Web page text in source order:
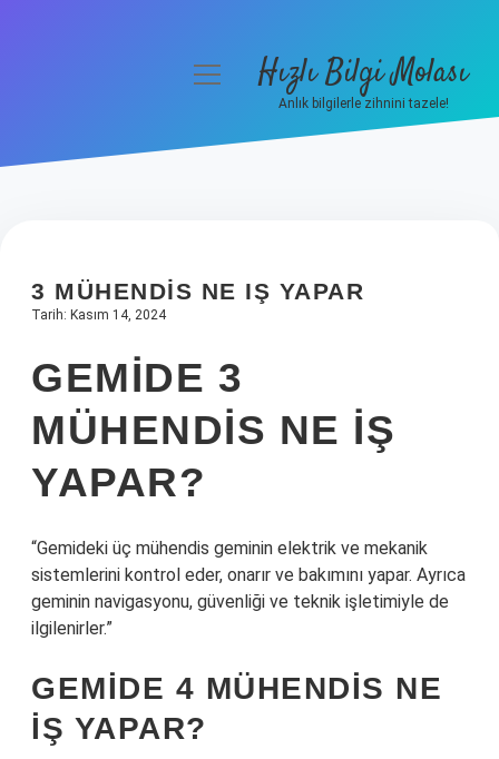
Hakkımızda
menüyüHızlı Bilgi Molası
Anlık bilgilerle zihnini tazele!
3 MÜHENDIS NE IŞ YAPAR
Tarih: Kasım 14, 2024
GEMIDE 3
MÜHENDIS NE IŞ
YAPAR?
“Gemideki üç mühendis geminin elektrik ve mekanik
sistemlerini kontrol eder, onarır ve bakımını yapar. Ayrıca
geminin navigasyonu, güvenliği ve teknik işletimiyle de
ilgilenirler.”
GEMIDE 4 MÜHENDIS NE
IŞ YAPAR?